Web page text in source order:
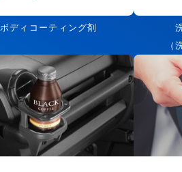
ボディコーティング剤
（